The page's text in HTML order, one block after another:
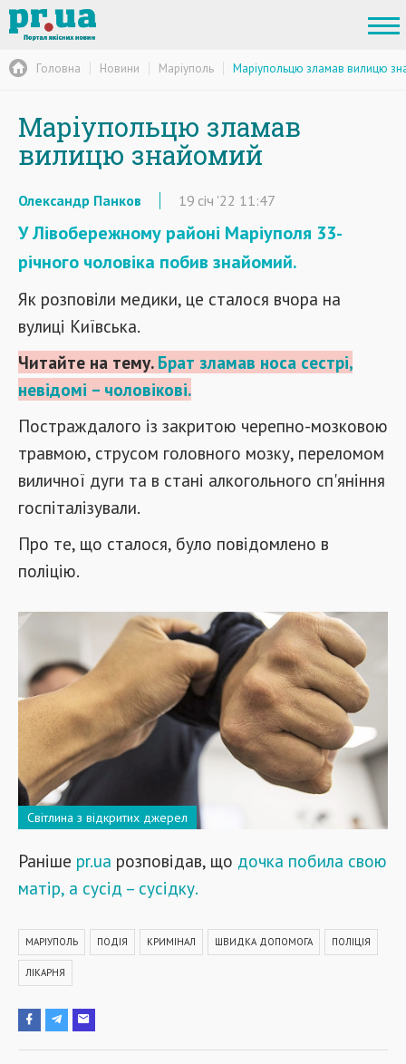
Головна Новини Маріуполь Маріупольцю зламав вилицю
Маріупольцю зламав
вилицю знайомий
Олександр Панков 19 січ '22 11:47
У Лівобережному районі Маріуполя 33-
річного чоловіка побив знайомий.
Як розповіли медики, це сталося вчора на
вулиці Київська.
Читайте на тему. Брат зламав носа сестрі,
невідомі – чоловікові.
Постраждалого із закритою черепно-мозковою
травмою, струсом головного мозку, переломом
виличної дуги та в стані алкогольного сп'яніння
госпіталізували.
Про те, що сталося, було повідомлено в
поліцію.
Світлина з відкритих джерел
Раніше pr.ua розповідав, що дочка побила свою
матір, а сусід – сусідку.
МАРІУПОЛЬ ПОДІЯ КРИМІНАЛ ШВИДКА ДОПОМОГА ПОЛІЦІЯ
ЛІКАРНЯ